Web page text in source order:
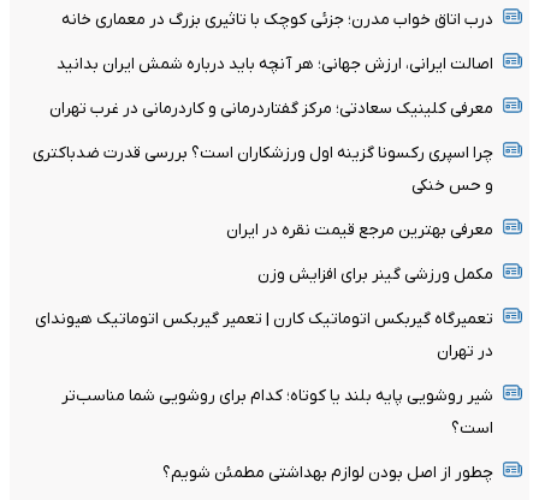
درب اتاق خواب مدرن؛ جزئی کوچک با تاثیری بزرگ در معماری خانه
اصالت ایرانی، ارزش جهانی؛ هر آنچه باید درباره شمش ایران بدانید
معرفی کلینیک سعادتی؛ مرکز گفتاردرمانی و کاردرمانی در غرب تهران
چرا اسپری رکسونا گزینه اول ورزشکاران است؟ بررسی قدرت ضدباکتری
و حس خنکی
معرفی بهترین مرجع قیمت نقره در ایران
مکمل ورزشی گینر برای افزایش وزن
تعمیرگاه گیربکس اتوماتیک کارن | تعمیر گیربکس اتوماتیک هیوندای
در تهران
شیر روشویی پایه بلند یا کوتاه؛ کدام برای روشویی شما مناسب‌تر
است؟
چطور از اصل بودن لوازم بهداشتی مطمئن شویم؟